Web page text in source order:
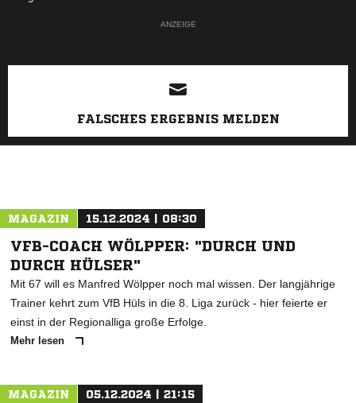
ANZEIGE
FALSCHES ERGEBNIS MELDEN
MAGAZIN 15.12.2024 | 08:30
VFB-COACH WÖLPPER: "DURCH UND
DURCH HÜLSER"
Mit 67 will es Manfred Wölpper noch mal wissen. Der langjährige
Trainer kehrt zum VfB Hüls in die 8. Liga zurück - hier feierte er
einst in der Regionalliga große Erfolge.
Mehr lesen
MAGAZIN 05.12.2024 | 21:15